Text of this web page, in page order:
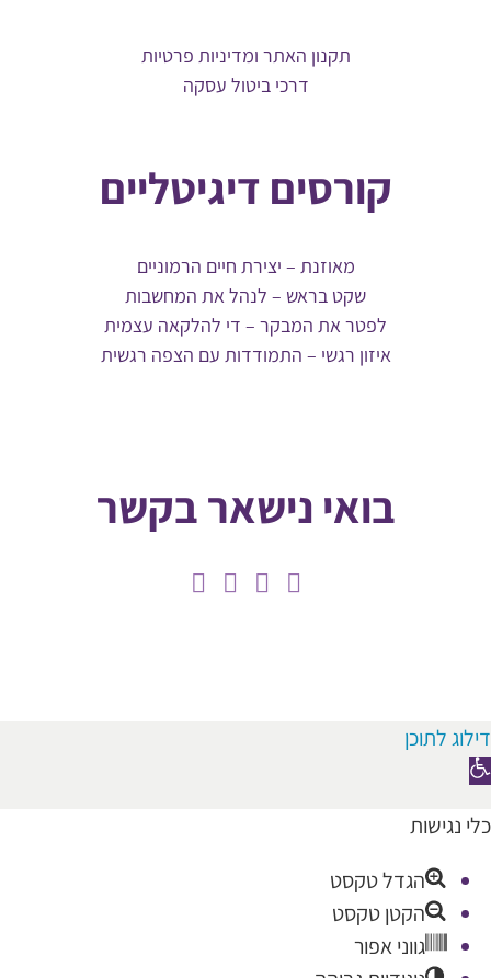
תקנון האתר ומדיניות פרטיות
דרכי ביטול עסקה
קורסים דיגיטליים
מאוזנת – יצירת חיים הרמוניים
שקט בראש – לנהל את המחשבות
לפטר את המבקר – די להלקאה עצמית
איזון רגשי – התמודדות עם הצפה רגשית
בואי נישאר בקשר
דילוג לתוכן
פתח
נגישות
כלי נגישות
הגדל טקסט
הקטן טקסט
גווני אפור